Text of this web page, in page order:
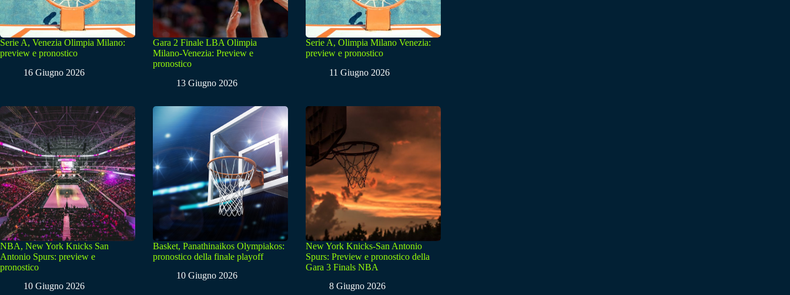
Serie A, Venezia Olimpia Milano:
preview e pronostico
16 Giugno 2026
Gara 2 Finale LBA Olimpia
Milano-Venezia: Preview e
pronostico
13 Giugno 2026
Serie A, Olimpia Milano Venezia:
preview e pronostico
11 Giugno 2026
NBA, New York Knicks San
Antonio Spurs: preview e
pronostico
10 Giugno 2026
Basket, Panathinaikos Olympiakos:
pronostico della finale playoff
10 Giugno 2026
New York Knicks-San Antonio
Spurs: Preview e pronostico della
Gara 3 Finals NBA
8 Giugno 2026